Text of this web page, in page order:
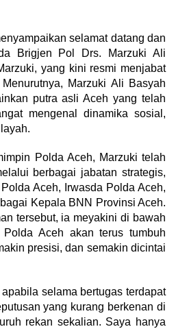
selamat datang dan
Brigjen Pol Drs. Marzuki Ali
yang kini resmi menjabat
Marzuki Ali Basyah
putra asli Aceh yang telah
mengenal dinamika sosial,
Polda Aceh, Marzuki telah
berbagai jabatan strategis,
Aceh, Irwasda Polda Aceh,
Kepala BNN Provinsi Aceh.
tersebut, ia meyakini di bawah
Polda Aceh akan terus tumbuh
presisi, dan semakin dicintai
selama bertugas terdapat
yang kurang berkenan di
rekan sekalian. Saya hanya